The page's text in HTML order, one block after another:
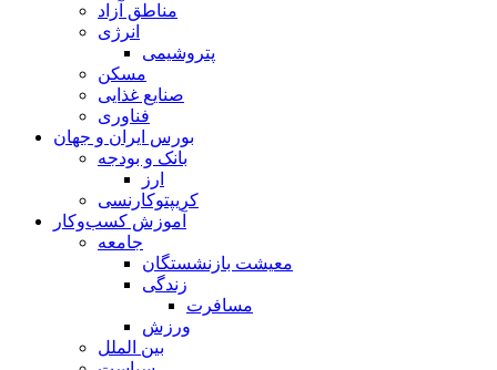
مناطق آزاد
انرژی
پتروشیمی
مسکن
صنایع غذایی
فناوری
بورس ایران و جهان
بانک و بودجه
ارز
کریپتوکارنسی
آموزش کسب‌وکار
جامعه
معیشت بازنشستگان
زندگی
مسافرت
ورزش
بین الملل